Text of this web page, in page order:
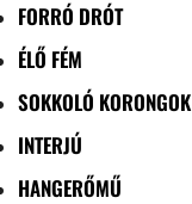
FORRÓ DRÓT
ÉLŐ FÉM
SOKKOLÓ KORONGOK
INTERJÚ
HANGERŐMŰ